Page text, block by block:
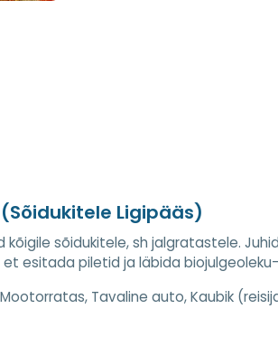
Ligipääs)
kõigile sõidukitele, sh jalgratastele.
et esitada piletid ja läbida
Tavaline auto, Kaubik